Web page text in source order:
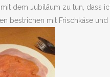
dem Jubiläum zu tun, dass
bestrichen mit Frischkäse